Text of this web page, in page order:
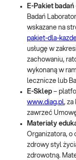
E-Pakiet badań
Badań
wskazane na
pakiet-dla-
usługę w
zachowaniu,
wykonaną w
lecznicze lub
E-Sklep –
www.diag.pl,
zawrzeć
Materiały
Organizatora, o
zdrowy styl
zdrowotną.